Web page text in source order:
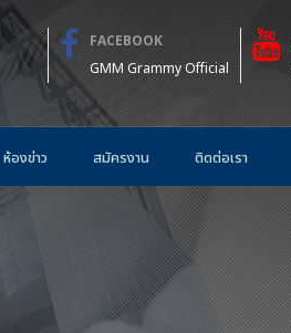
FACEBOOK
GMM Grammy Official
ห้องข่าว สมัครงาน ติดต่อเรา